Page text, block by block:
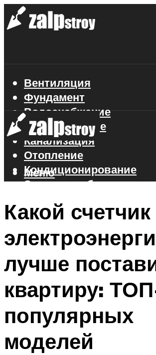
Вентиляция
Фундамент
Водоснабжение
Газоснабжение
Канализация
Отопление
Кондиционирование
Электроснабжение
Меню
Меню
Какой счетчик
лучше
квартиру:
популярных
моделей